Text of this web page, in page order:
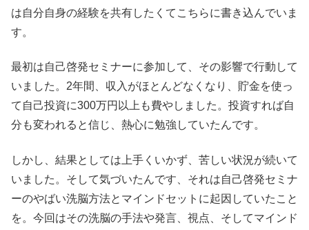
は自分自身の経験を共有したくてこちらに書き込んでいま
す。
最初は自己啓発セミナーに参加して、その影響で行動して
いました。2年間、収入がほとんどなくなり、貯金を使っ
て自己投資に300万円以上も費やしました。投資すれば自
分も変われると信じ、熱心に勉強していたんです。
しかし、結果としては上手くいかず、苦しい状況が続いて
いました。そして気づいたんです、それは自己啓発セミナ
ーのやばい洗脳方法とマインドセットに起因していたこと
を。今回はその洗脳の手法や発言、視点、そしてマインド